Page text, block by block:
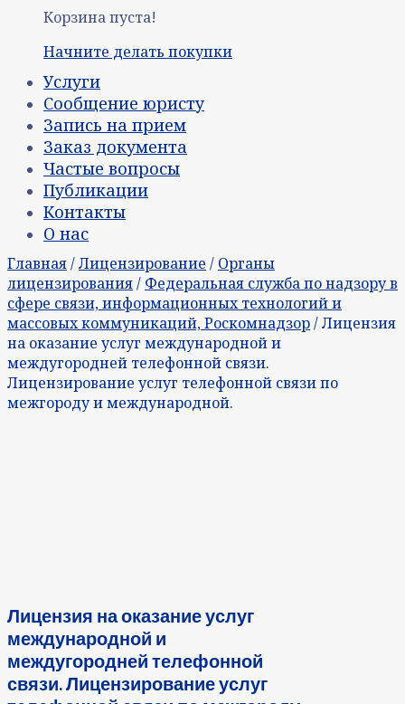
Корзина пуста!
Начните делать покупки
Услуги
Сообщение юристу
Запись на прием
Заказ документа
Частые вопросы
Публикации
Контакты
О нас
Главная/Лицензирование / Органы
лицензирования/ Федеральная служба по надзору в
сфере связи, информационных технологий и
массовых коммуникаций, Роскомнадзор/ Лицензия
на оказание услуг международной и
междугородней телефонной связи.
Лицензирование услуг телефонной связи по
межгороду и международной.
Лицензия на оказание услуг
международной и
междугородней телефонной
связи. Лицензирование услуг